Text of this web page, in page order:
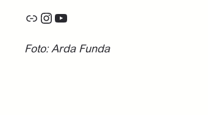
LinkInstagram
YouTube
Foto: Arda Funda